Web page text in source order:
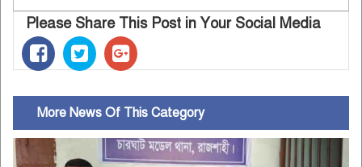
Please Share This Post in Your Social Media
More News Of This Category